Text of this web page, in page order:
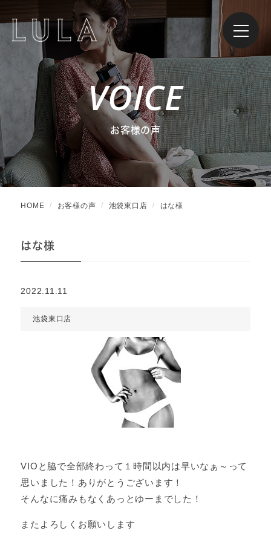
VOICE
お客様の声
HOME お客様の声 池袋東口店 はな様
はな様
2022.11.11
池袋東口店
VIOと脇で全部終わって１時間以内は早いなぁ～って
思いました！ありがとうございます！
そんなに痛みもなくあっとゆーまでした！
またよろしくお願いします